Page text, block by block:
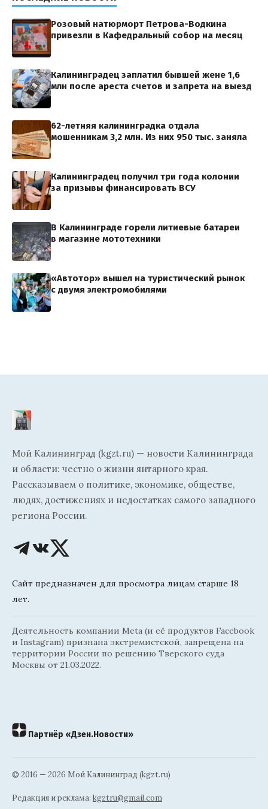
Розовый натюрморт Петрова-Водкина
привезли в Кафедральный собор на месяц
Калининградец заплатил бывшей жене 1,6
млн после ареста счетов и запрета на выезд
62-летняя калининградка отдала
мошенникам 3,2 млн. Из них 950 тыс. заняла
Калининградец получил три года колонии
за призывы финансировать ВСУ
В Калининграде горели литиевые батареи
в магазине мототехники
«Автотор» вышел на туристический рынок
с двумя электромобилями
Мой Калининград (kgzt.ru) — новости Калининграда
и области: честно о жизни янтарного края.
Рассказываем о политике, экономике, обществе,
людях, достижениях и недостатках самого западного
региона России.
Сайт предназначен для просмотра лицам старше 18
лет.
Деятельность компании Meta (и её продуктов Facebook
и Instagram) признана экстремистской, запрещена на
территории России по решению Тверского суда
Москвы от 21.03.2022.
Партнёр «Дзен.Новости»
© 2016 — 2026 Мой Калининград (kgzt.ru)
Редакция и реклама: kgztru@gmail.com